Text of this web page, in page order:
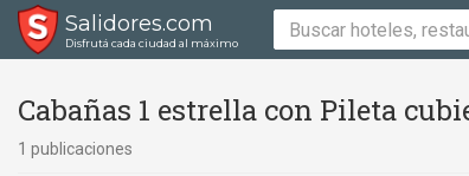
Salidores.com
Disfrutá cada ciudad al máximo
Cabañas 1 estrella con Pileta
1 publicaciones